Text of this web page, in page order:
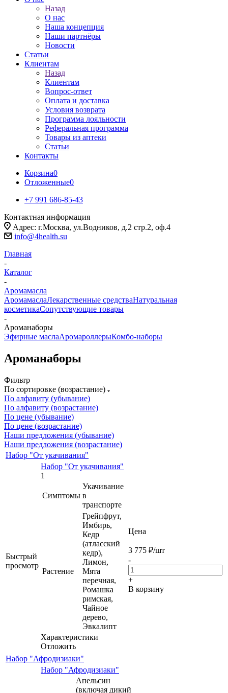
Назад
О нас
Наша концепция
Наши партнёры
Новости
Статьи
Клиентам
Назад
Клиентам
Вопрос-ответ
Оплата и доставка
Условия возврата
Программа лояльности
Реферальная программа
Товары из аптеки
Статьи
Контакты
Корзина0
Отложенные0
+7 991 686-85-43
Контактная информация
Адрес: г.Москва, ул.Водников, д.2 стр.2, оф.4
info@4health.su
Главная
-
Каталог
-
Аромамасла
АромамаслаЛекарственные средстваНатуральная
косметикаСопутствующие товары
-
Ароманаборы
Эфирные маслаАромароллерыКомбо-наборы
Ароманаборы
Фильтр
По сортировке (возрастание)
По алфавиту (убывание)
По алфавиту (возрастание)
По цене (убывание)
По цене (возрастание)
Наши предложения (убывание)
Наши предложения (возрастание)
Набор "От укачивания"
Быстрый
просмотр
Набор "От укачивания"
1
Симптомы
Укачивание
в
транспорте
Растение
Грейпфрут,
Имбирь,
Кедр
(атласский
кедр),
Лимон,
Мята
перечная,
Ромашка
римская,
Чайное
дерево,
Эвкалипт
Характеристики
Отложить
Цена
3 775 ₽/шт
-
+
В корзину
Набор "Афродизиаки"
Набор "Афродизиаки"
Апельсин
(включая дикий